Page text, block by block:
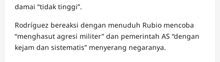
damai “tidak tinggi”.
Rodríguez bereaksi dengan menuduh Rubio mencoba
“menghasut agresi militer” dan pemerintah AS “dengan
kejam dan sistematis” menyerang negaranya.